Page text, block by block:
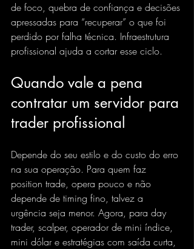
de foco, quebra de confiança e decisões
apressadas para “recuperar” o que foi
perdido por falha técnica. Infraestrutura
profissional ajuda a cortar esse ciclo.
Quando vale a pena
contratar um servidor para
trader profissional
Depende do seu estilo e do custo do erro
na sua operação. Para quem faz
position trade, opera pouco e não
depende de timing fino, talvez a
urgência seja menor. Agora, para day
trader, scalper, operador de mini índice,
mini dólar e estratégias com saída curta,